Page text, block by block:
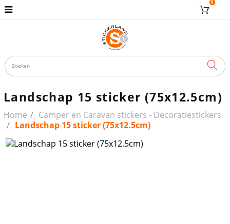
0
Landschap 15 sticker (75x12.5cm)
Home
Camper en Caravan stickers - Decoratiestickers
Landschap 15 sticker (75x12.5cm)